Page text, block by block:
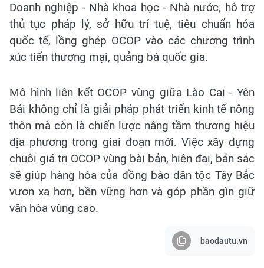
Doanh nghiệp - Nhà khoa học - Nhà nước; hỗ trợ
thủ tục pháp lý, sở hữu trí tuệ, tiêu chuẩn hóa
quốc tế, lồng ghép OCOP vào các chương trình
xúc tiến thương mại, quảng bá quốc gia.
Mô hình liên kết OCOP vùng giữa Lào Cai - Yên
Bái không chỉ là giải pháp phát triển kinh tế nông
thôn mà còn là chiến lược nâng tầm thương hiệu
địa phương trong giai đoạn mới. Việc xây dựng
chuỗi giá trị OCOP vùng bài bản, hiện đại, bản sắc
sẽ giúp hàng hóa của đồng bào dân tộc Tây Bắc
vươn xa hơn, bền vững hơn và góp phần gìn giữ
văn hóa vùng cao.
baodautu.vn